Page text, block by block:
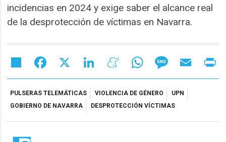
incidencias en 2024 y exige saber el alcance real
de la desprotección de víctimas en Navarra.
Share Facebook LinkedIn MeneameWhatsAppMessageEmail
PULSERAS TELEMÁTICAS VIOLENCIA DE GÉNERO
UPN
GOBIERNO DE NAVARRA
DESPROTECCIÓN VÍCTIMAS